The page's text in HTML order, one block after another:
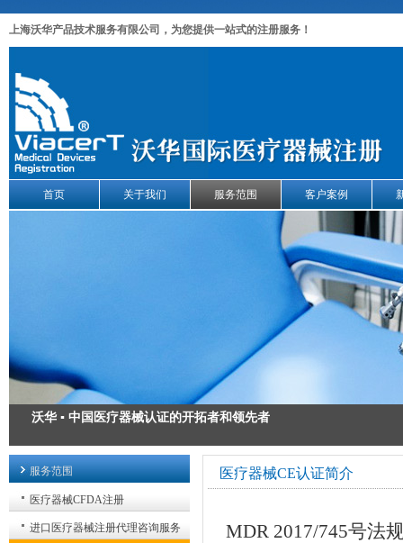
上海沃华产品技术服务有限公司，为您提供一站式的注册服务！
首页 关于我们 服务范围 客户案例
沃华 ▪ 中国医疗器械认证的开拓者和领先者
医疗器械注册 ▪ 为您的安全承诺
医疗器械出口认证 ▪ 出口方案解决专家
医疗器械GMP质量管理规范 ▪ 我们力求精益求精
服务范围
医疗器械CFDA注册
进口医疗器械注册代理咨询服务
医疗器械CE认证简介
MDR 2017/745号法